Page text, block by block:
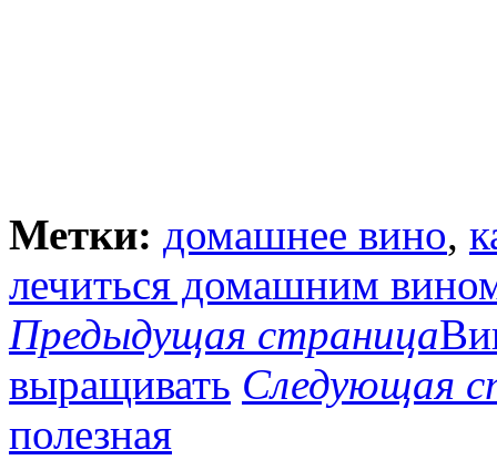
Метки: домашнее вино,
лечиться домашним
Предыдущая страница
выращивать Следующая
полезная